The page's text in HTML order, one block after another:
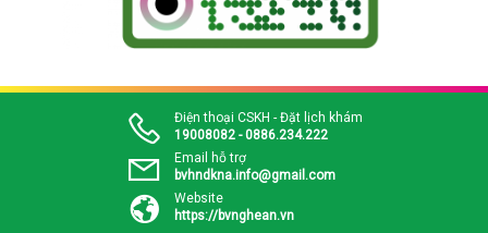
Điện thoại CSKH - Đặt lịch khám
19008082 - 0886.234.222
Email hỗ trợ
bvhndkna.info@gmail.com
Website
https://bvnghean.vn